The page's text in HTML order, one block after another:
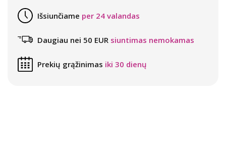
Išsiunčiame per 24 valandas
Daugiau nei 50 EUR siuntimas nemokamas
Prekių grąžinimas iki 30 dienų